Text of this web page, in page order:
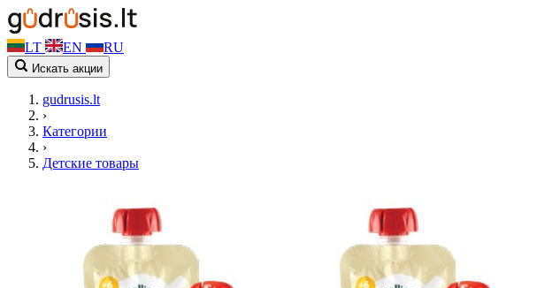
LT EN RU
Искать акции
gudrusis.lt
›
Категории
›
Детские товары